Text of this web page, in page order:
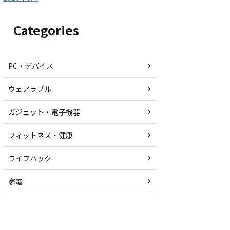
Categories
PC・デバイス
ウェアラブル
ガジェット・電子機器
フィットネス・健康
ライフハック
家電